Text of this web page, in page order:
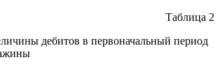
Таблица 2
дебитов в первоначальный период